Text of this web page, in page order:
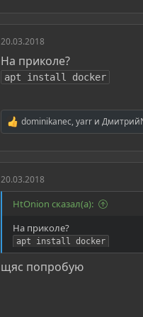
20.03.2018
На приколе?
apt install docker
Р
е
а
к
и
и
dominikanec,yarr и
20.03.2018
HtOnion сказал(а):
На приколе?
apt install docker
щяс попробую